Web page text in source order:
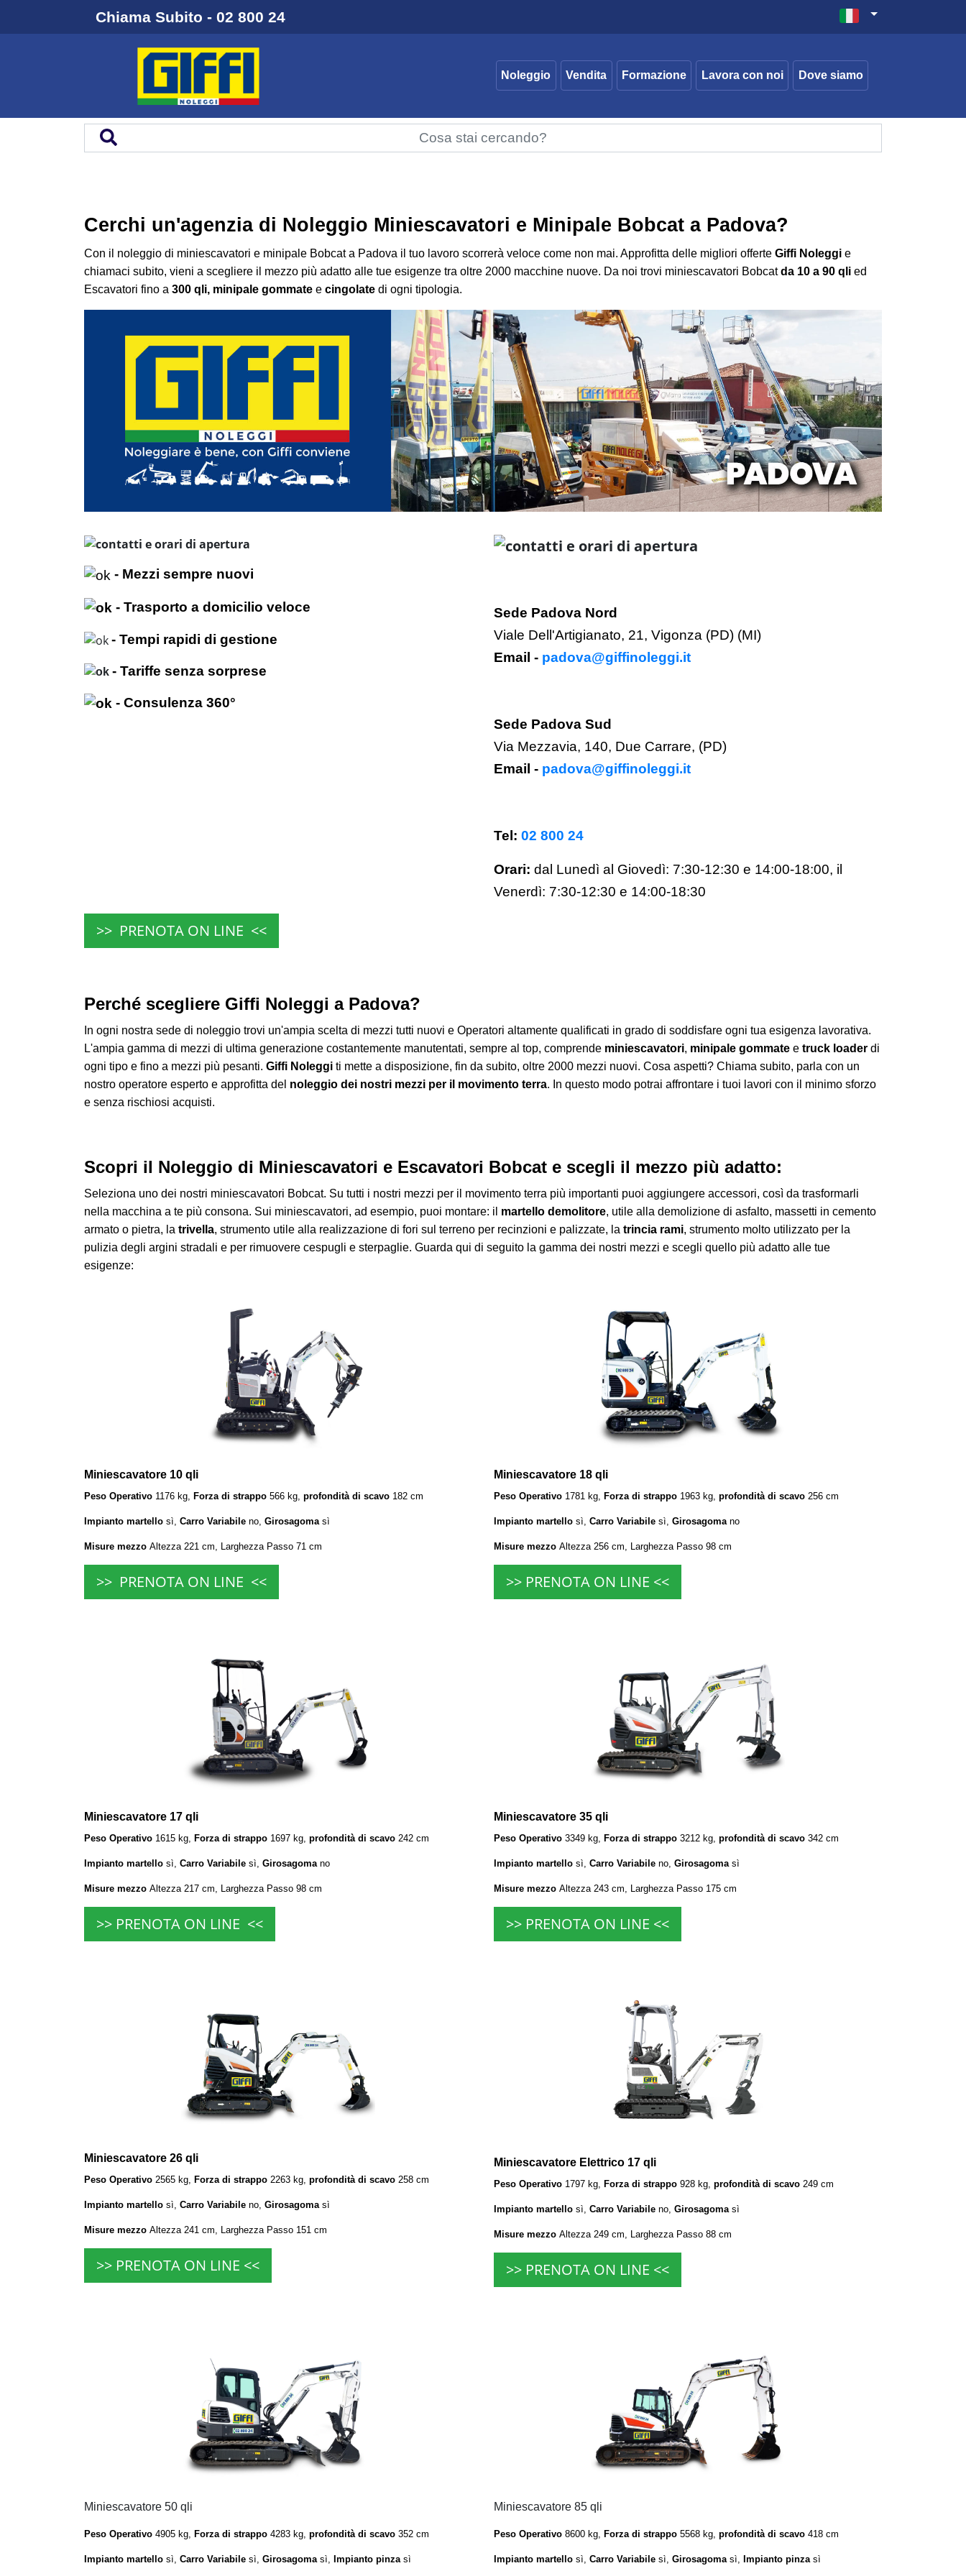
Chiama Subito - 02 800 24
Noleggio Vendita Formazione Lavora con noi Dove siamo
Cerchi un'agenzia di Noleggio Miniescavatori e Minipale Bobcat a Padova?
Con il noleggio di miniescavatori e minipale Bobcata Padova il tuo lavoro scorrerà veloce come non mai. Approfitta delle migliori offerte Giffi Noleggi e
chiamaci subito, vieni a scegliere il mezzo più adatto alle tue esigenze tra oltre 2000 macchine nuove. Da noi trovi miniescavatori Bobcatda 10 a 90 qli ed
Escavatori fino a 300 qli, minipale gommate e cingolate di ogni tipologia.
- Mezzi sempre nuovi
- Trasporto a domicilio veloce
- Tempi rapidi di gestione
- Tariffe senza sorprese
- Consulenza 360°
Sede Padova Nord
Viale Dell'Artigianato, 21, Vigonza (PD) (MI)
Email - padova@giffinoleggi.it
Sede Padova Sud
Via Mezzavia, 140, Due Carrare, (PD)
Email - padova@giffinoleggi.it
Tel: 02 800 24
Orari: dal Lunedì al Giovedì: 7:30-12:30 e 14:00-18:00, il
Venerdì: 7:30-12:30 e 14:00-18:30
>> PRENOTA ON LINE <<
Perché scegliere Giffi Noleggi a Padova?
In ogni nostra sede di noleggio trovi un'ampia scelta di mezzi tutti nuovi e Operatori altamente qualificati in grado di soddisfare ogni tua esigenza lavorativa.
L'ampia gamma di mezzi di ultima generazione costantemente manutentati, sempre al top, comprende miniescavatori, minipale gommate e truck loader di
ogni tipo e fino a mezzi più pesanti. Giffi Noleggi ti mette a disposizione, fin da subito, oltre 2000 mezzi nuovi. Cosa aspetti? Chiama subito, parla con un
nostro operatore esperto e approfitta del noleggio dei nostri mezzi per il movimento terra. In questo modo potrai affrontare i tuoi lavori con il minimo sforzo
e senza rischiosi acquisti.
Scopri il Noleggio di Miniescavatori e Escavatori Bobcat e scegli il mezzo più adatto:
Seleziona uno dei nostri miniescavatori Bobcat. Su tutti i nostri mezzi per il movimento terra più importanti puoi aggiungere accessori, così da trasformarli
nella macchina a te più consona. Sui miniescavatori, ad esempio, puoi montare: il martello demolitore, utile alla demolizione di asfalto, massetti in cemento
armato o pietra, la trivella, strumento utile alla realizzazione di fori sul terreno per recinzioni e palizzate, la trincia rami, strumento molto utilizzato per la
pulizia degli argini stradali e per rimuovere cespugli e sterpaglie. Guarda qui di seguito la gamma dei nostri mezzi e scegli quello più adatto alle tue
esigenze:
Miniescavatore 10 qli
Peso Operativo 1176 kg, Forza di strappo 566 kg, profondità di scavo 182 cm
Impianto martello sì, Carro Variabile no, Girosagoma sì
Misure mezzo Altezza 221 cm, Larghezza Passo 71 cm
>> PRENOTA ON LINE <<
Miniescavatore 17 qli
Peso Operativo 1615 kg, Forza di strappo 1697 kg, profondità di scavo 242 cm
Impianto martello sì, Carro Variabile sì, Girosagoma no
Misure mezzo Altezza 217 cm, Larghezza Passo 98 cm
>> PRENOTA ON LINE <<
Miniescavatore 26 qli
Peso Operativo 2565 kg, Forza di strappo 2263 kg, profondità di scavo 258 cm
Impianto martello sì, Carro Variabile no, Girosagomasì
Misure mezzo Altezza 241 cm, Larghezza Passo 151 cm
>> PRENOTA ON LINE <<
Miniescavatore 18 qli
Peso Operativo 1781 kg, Forza di strappo 1963 kg, profondità di scavo 256 cm
Impianto martello sì, Carro Variabile sì, Girosagoma no
Misure mezzo Altezza 256 cm, Larghezza Passo 98 cm
>> PRENOTA ON LINE <<
Miniescavatore 35 qli
Peso Operativo 3349 kg, Forza di strappo 3212 kg, profondità di scavo 342 cm
Impianto martello sì, Carro Variabile no, Girosagoma sì
Misure mezzo Altezza 243 cm, Larghezza Passo 175 cm
>> PRENOTA ON LINE <<
Miniescavatore Elettrico 17 qli
Peso Operativo 1797 kg, Forza di strappo 928 kg, profondità di scavo 249 cm
Impianto martello sì, Carro Variabile no, Girosagomasì
Misure mezzo Altezza 249 cm, Larghezza Passo 88 cm
>> PRENOTA ON LINE <<
Miniescavatore 50 qli
Peso Operativo 4905 kg, Forza di strappo 4283 kg, profondità di scavo 352 cm
Impianto martello sì, Carro Variabile sì, Girosagomasì, Impianto pinzasì
Miniescavatore 85 qli
Peso Operativo 8600 kg, Forza di strappo 5568 kg, profondità di scavo 418 cm
Impianto martello sì, Carro Variabile sì, Girosagomasì, Impianto pinzasì